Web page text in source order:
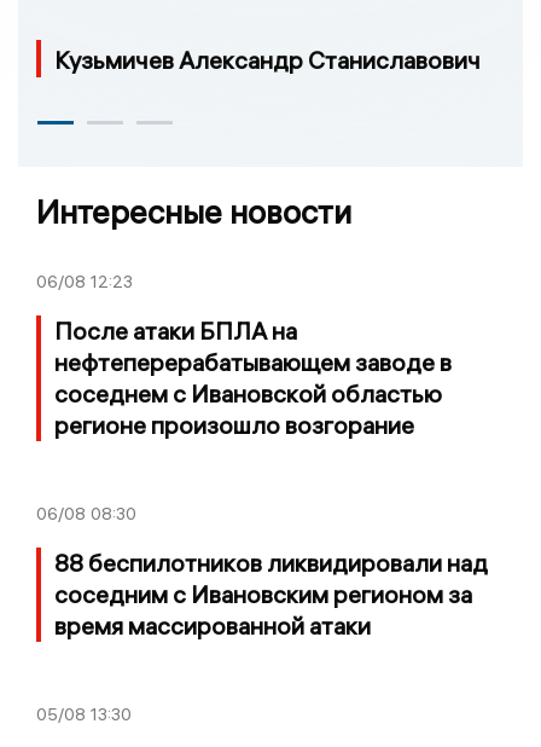
Кузьмичев Александр Станиславович
Интересные новости
06/08 12:23
После атаки БПЛА на
нефтеперерабатывающем заводе в
соседнем с Ивановской областью
регионе произошло возгорание
06/08 08:30
88 беспилотников ликвидировали над
соседним с Ивановским регионом за
время массированной атаки
05/08 13:30